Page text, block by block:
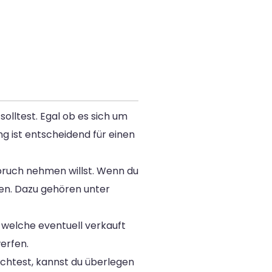
Egal ob es sich um
ist entscheidend für einen
nehmen willst. Wenn du
Dazu gehören unter
eventuell verkauft
kannst du überlegen